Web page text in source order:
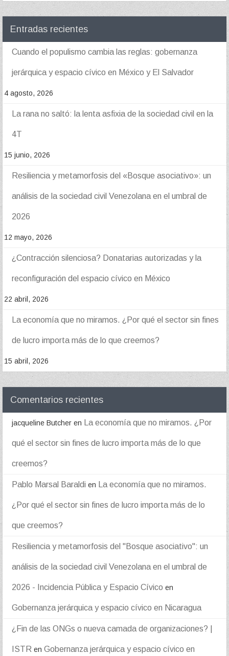
Entradas recientes
Cuando el populismo cambia las reglas: gobernanza
jerárquica y espacio cívico en México y El Salvador
4 agosto, 2026
La rana no saltó: la lenta asfixia de la sociedad civil en la
4T
15 junio, 2026
Resiliencia y metamorfosis del «Bosque asociativo»: un
análisis de la sociedad civil Venezolana en el umbral de
2026
12 mayo, 2026
¿Contracción silenciosa? Donatarias autorizadas y la
reconfiguración del espacio cívico en México
22 abril, 2026
La economía que no miramos. ¿Por qué el sector sin fines
de lucro importa más de lo que creemos?
15 abril, 2026
Comentarios recientes
jacqueline Butcher en La economía que no miramos. ¿Por
qué el sector sin fines de lucro importa más de lo que
creemos?
Pablo Marsal Baraldi en La economía que no miramos.
¿Por qué el sector sin fines de lucro importa más de lo
que creemos?
Resiliencia y metamorfosis del "Bosque asociativo": un
análisis de la sociedad civil Venezolana en el umbral de
2026 - Incidencia Pública y Espacio Cívico en
Gobernanza jerárquica y espacio cívico en Nicaragua
¿Fin de las ONGs o nueva camada de organizaciones? |
ISTR en Gobernanza jerárquica y espacio cívico en